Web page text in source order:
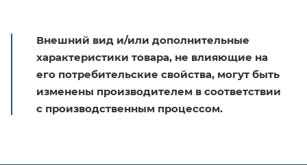
Внешний вид и/или дополнительные
характеристики товара, не влияющие на
его потребительские свойства, могут быть
изменены производителем в соответствии
с производственным процессом.